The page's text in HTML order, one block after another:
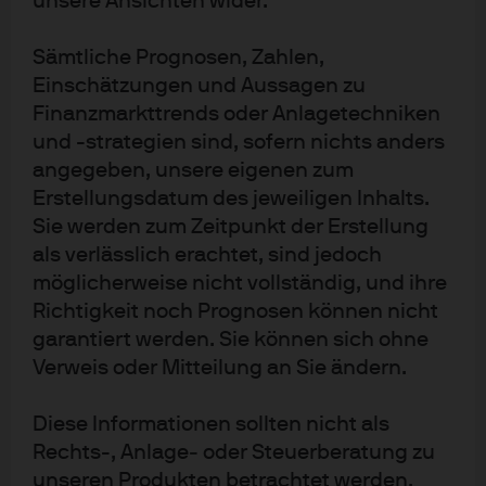
Sämtliche Prognosen, Zahlen,
Einschätzungen und Aussagen zu
Finanzmarkttrends oder Anlagetechniken
und -strategien sind, sofern nichts anders
angegeben, unsere eigenen zum
Erstellungsdatum des jeweiligen Inhalts.
Sie werden zum Zeitpunkt der Erstellung
als verlässlich erachtet, sind jedoch
möglicherweise nicht vollständig, und ihre
Richtigkeit noch Prognosen können nicht
garantiert werden. Sie können sich ohne
Verweis oder Mitteilung an Sie ändern.
Diese Informationen sollten nicht als
Rechts-, Anlage‑ oder Steuerberatung zu
unseren Produkten betrachtet werden.
erhöhen, seien denkbar.
Die vollständige Analyse „ Anpassung an einen wärmeren
Planeten – Warum es bei Klimaschutzinvestitionen nicht
nur um Dekarbonisierung geht“ isthierzu finden
Weitere Informationen zu nachhaltigen
Investmentmöglichkeiten von J.P. Morgan Asset
Management gibt eshier